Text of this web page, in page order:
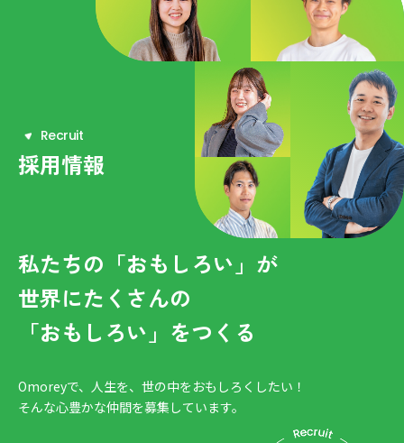
Recruit
採用情報
私たちの「おもしろい」が
世界にたくさんの
「おもしろい」をつくる
Omoreyで、人生を、世の中をおもしろくしたい！
そんな心豊かな仲間を募集しています。